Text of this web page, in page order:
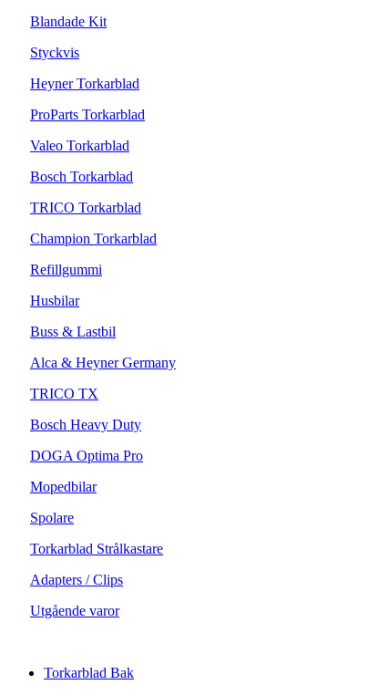
Blandade Kit
Styckvis
Heyner Torkarblad
ProParts Torkarblad
Valeo Torkarblad
Bosch Torkarblad
TRICO Torkarblad
Champion Torkarblad
Refillgummi
Husbilar
Buss & Lastbil
Alca & Heyner Germany
TRICO TX
Bosch Heavy Duty
DOGA Optima Pro
Mopedbilar
Spolare
Torkarblad Strålkastare
Adapters / Clips
Utgående varor
Torkarblad Bak